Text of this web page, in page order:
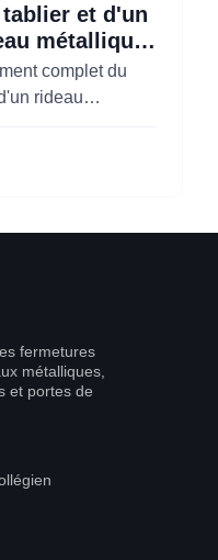
et d'un
métallique
Center)
complet du
rideau
fermetures
métalliques,
et portes de